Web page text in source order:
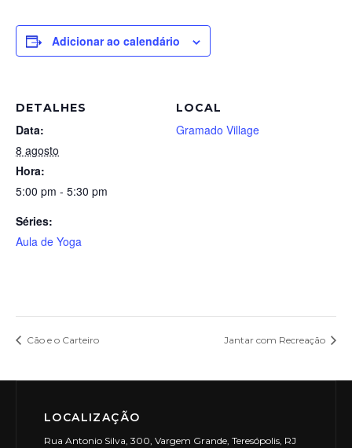
Adicionar ao calendário
DETALHES
Data:
8 agosto
Hora:
5:00 pm - 5:30 pm
Séries:
Aula de Yoga
LOCAL
Gramado Village
Cão e o Carteiro Jantar com Recreação
LOCALIZAÇÃO
Rua Antonio Silva, 300, Vargem Grande, Teresópolis, RJ